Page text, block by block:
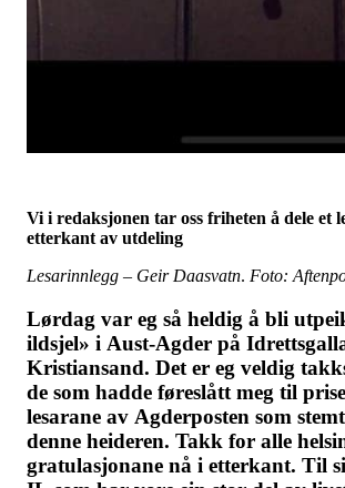
Vi i redaksjonen tar oss friheten å dele et
etterkant av utdeling
Lesarinnlegg – Geir Daasvatn. Foto:
Lørdag var eg så heldig å bli
ildsjel» i Aust-Agder på
Kristiansand. Det er eg veldig
de som hadde føreslått meg til
lesarane av Agderposten som
denne heideren. Takk for alle
gratulasjonane nå i etterkant. Til